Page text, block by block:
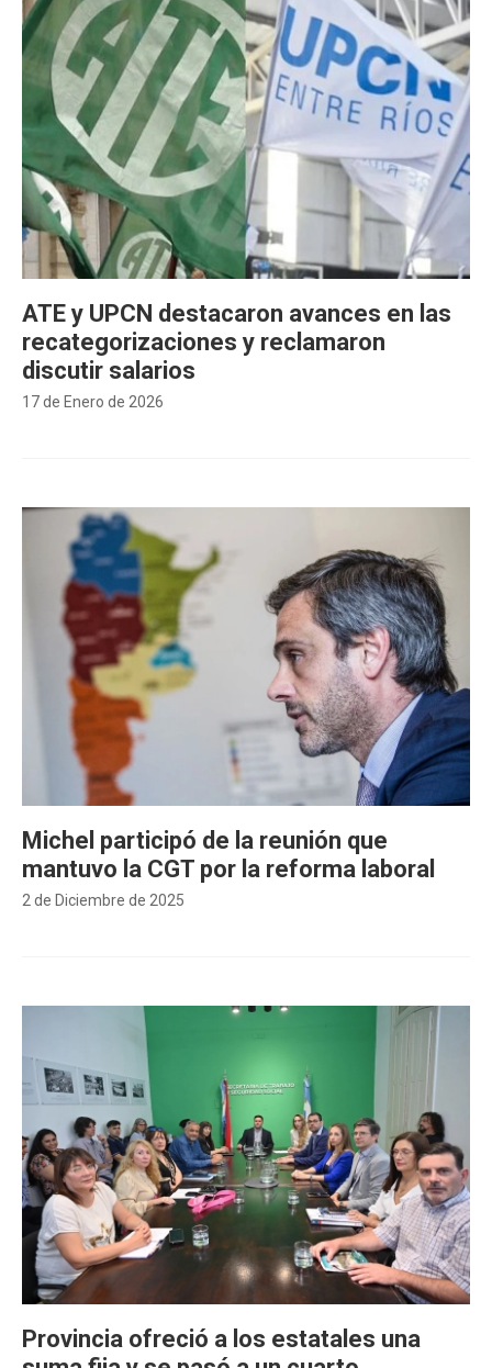
17 de Enero de 2026
ATE y UPCN destacaron avances en las
recategorizaciones y reclamaron
discutir salarios
2 de Diciembre de 2025
Michel participó de la reunión que
mantuvo la CGT por la reforma laboral
Provincia ofreció a los estatales una